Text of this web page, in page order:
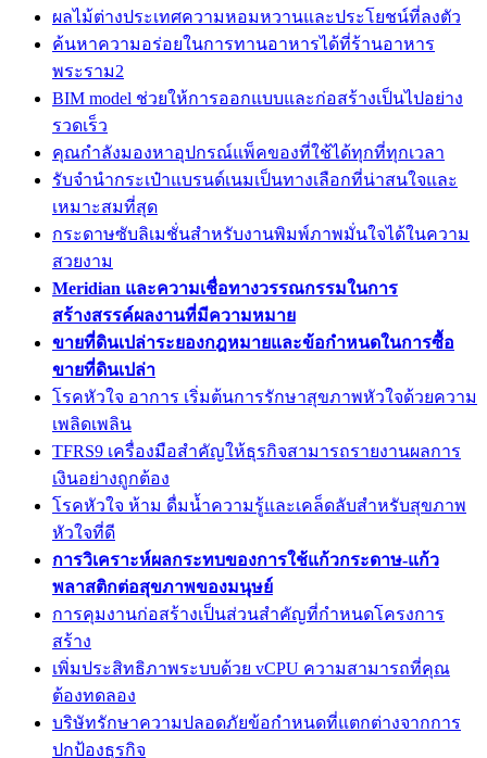
ผลไม้ต่างประเทศความหอมหวานและประโยชน์ที่ลงตัว
ค้นหาความอร่อยในการทานอาหารได้ที่ร้านอาหาร
พระราม2
BIM model ช่วยให้การออกแบบและก่อสร้างเป็นไปอย่าง
รวดเร็ว
คุณกำลังมองหาอุปกรณ์แพ็คของที่ใช้ได้ทุกที่ทุกเวลา
รับจำนำกระเป๋าแบรนด์เนมเป็นทางเลือกที่น่าสนใจและ
เหมาะสมที่สุด
กระดาษซับลิเมชั่นสำหรับงานพิมพ์ภาพมั่นใจได้ในความ
สวยงาม
Meridian และความเชื่อทางวรรณกรรมในการ
สร้างสรรค์ผลงานที่มีความหมาย
ขายที่ดินเปล่าระยองกฎหมายและข้อกำหนดในการซื้อ
ขายที่ดินเปล่า
โรคหัวใจ อาการ เริ่มต้นการรักษาสุขภาพหัวใจด้วยความ
เพลิดเพลิน
TFRS9 เครื่องมือสำคัญให้ธุรกิจสามารถรายงานผลการ
เงินอย่างถูกต้อง
โรคหัวใจ ห้าม ดื่มน้ำความรู้และเคล็ดลับสำหรับสุขภาพ
หัวใจที่ดี
การวิเคราะห์ผลกระทบของการใช้แก้วกระดาษ-แก้ว
พลาสติกต่อสุขภาพของมนุษย์
การคุมงานก่อสร้างเป็นส่วนสำคัญที่กำหนดโครงการ
สร้าง
เพิ่มประสิทธิภาพระบบด้วย vCPU ความสามารถที่คุณ
ต้องทดลอง
บริษัทรักษาความปลอดภัยข้อกำหนดที่แตกต่างจากการ
ปกป้องธุรกิจ